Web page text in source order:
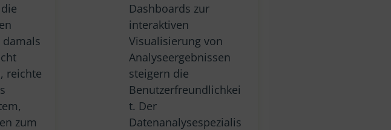
reichte
zum
Dashboards zur
interaktiven
Visualisierung von
Analyseergebnissen
steigern die
Benutzerfreundlichkei
t. Der
Datenanalysespezialis